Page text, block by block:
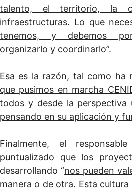
talento, el territorio, la
infraestructuras. Lo que
tenemos, y debemos
organizarlo y coordinarlo”.
Esa es la razón, tal como ha
que pusimos en marcha
todos y desde la perspectiva
pensando en su aplicación y
Finalmente, el
puntualizado que los
desarrollando “nos pueden
manera o de otra. Esta cultura